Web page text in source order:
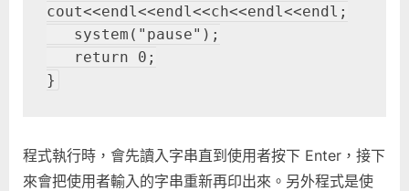
cout<<endl<<endl<<ch<<endl<<endl;
   system("pause");
   return 0;
}
程式執行時，會先讀入字串直到使用者按下 Enter，接下
來會把使用者輸入的字串重新再印出來。另外程式是使